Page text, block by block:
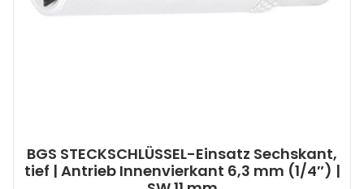
BGS STECKSCHLÜSSEL-Einsatz Sechskant,
tief | Antrieb Innenvierkant 6,3 mm (1/4″) |